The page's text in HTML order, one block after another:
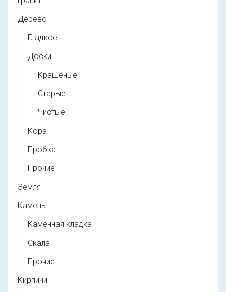
Дерево
Гладкое
Доски
Крашеные
Старые
Чистые
Кора
Пробка
Прочие
Земля
Камень
Каменная кладка
Скала
Прочие
Кирпичи